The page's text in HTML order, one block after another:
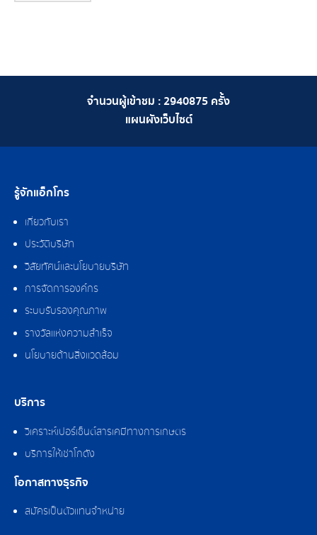
จำนวนผู้เข้าชม :2940875 ครั้ง
แผนผังเว็บไซต์
รู้จักแอ็กโกร
เกี่ยวกับเรา
ประวัติบริษัท
วิสัยทัศน์และนโยบายบริษัท
การจัดการองค์กร
ระบบรับรองคุณภาพ
รางวัลแห่งความสำเร็จ
นโยบายด้านสิ่งแวดล้อม
บริการ
วิเคราะห์เปอร์เซ็นต์สารเคมีทางการเกษตร
บริการให้เช่าโกดัง
โอกาสทางธุรกิจ
สมัครเป็นตัวแทนจำหน่าย